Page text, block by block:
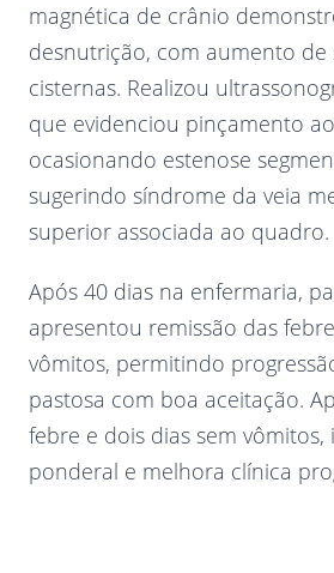
magnética de crânio
desnutrição, com aumento de
cisternas. Realizou
que evidenciou pinçamento
ocasionando estenose
sugerindo síndrome da veia
superior associada ao quadro.
Após 40 dias na enfermaria,
apresentou remissão das
vômitos, permitindo
pastosa com boa aceitação.
febre e dois dias sem
ponderal e melhora clínica